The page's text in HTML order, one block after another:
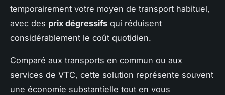
temporairement votre moyen de transport habituel,
avec des prix dégressifs qui réduisent
considérablement le coût quotidien.
Comparé aux transports en commun ou aux
services de VTC, cette solution représente souvent
une économie substantielle tout en vous